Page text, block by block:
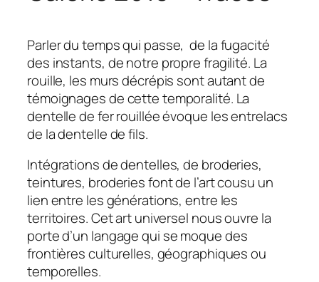
Parler du temps qui passe, de la fugacité
des instants, de notre propre fragilité. La
rouille, les murs décrépis sont autant de
témoignages de cette temporalité. La
dentelle de fer rouillée évoque les entrelacs
de la dentelle de fils.
Intégrations de dentelles, de broderies,
teintures, broderies font de l’art cousu un
lien entre les générations, entre les
territoires. Cet art universel nous ouvre la
porte d’un langage qui se moque des
frontières culturelles, géographiques ou
temporelles.